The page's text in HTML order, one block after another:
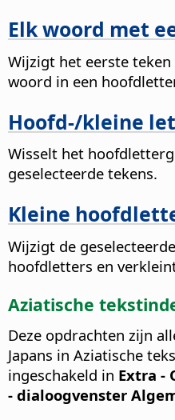
Elk woord met
Wijzigt het eerste
woord in een
Hoofd-/kleine
Wisselt het
geselecteerde tekens.
Kleine
Wijzigt de
hoofdletters en
Aziatische
Deze opdrachten zijn
Japans in Aziatische
ingeschakeld in Extra -
- dialoogvenster